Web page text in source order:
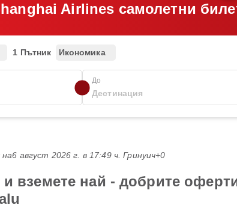
Airlines самолетни
1 Пътник Икономика
До
на6 август 2026 г. в 17:49 ч. Гринуич+0
и вземете най - добрите